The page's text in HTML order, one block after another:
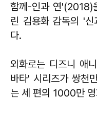
함께-인과 연'(2018)
린 김용화 감독의 '
다.
외화로는 디즈니 애
바타' 시리즈가 쌍천
는 세 편의 1000만